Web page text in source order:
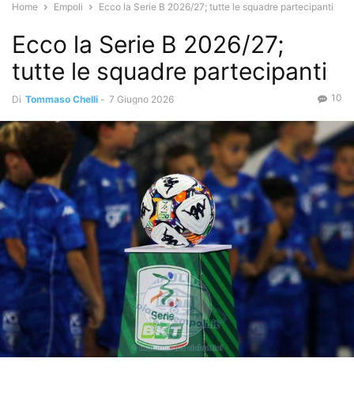
Home Empoli Ecco la Serie B 2026/27; tutte le squadre partecipanti
Ecco la Serie B 2026/27;
tutte le squadre partecipanti
Di Tommaso Chelli - 7 Giugno 2026 10